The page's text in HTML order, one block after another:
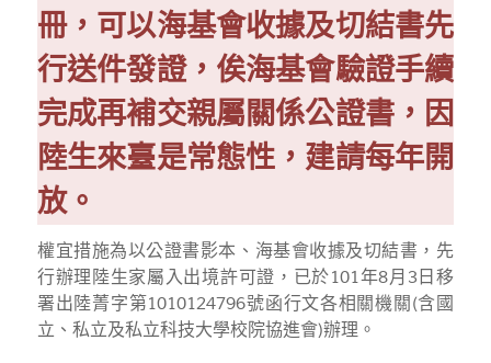
冊，可以海基會收據及切結書先
行送件發證，俟海基會驗證手續
完成再補交親屬關係公證書，因
陸生來臺是常態性，建請每年開
放。
權宜措施為以公證書影本、海基會收據及切結書，先
行辦理陸生家屬入出境許可證，已於101年8月3日移
署出陸菁字第1010124796號函行文各相關機關(含國
立、私立及私立科技大學校院協進會)辦理。